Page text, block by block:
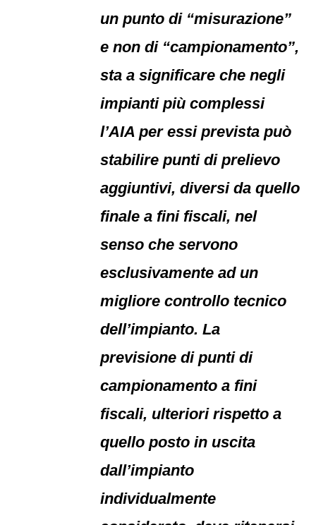
un punto di “misurazione”
e non di “campionamento”,
sta a significare che negli
impianti più complessi
l’AIA per essi prevista può
stabilire punti di prelievo
aggiuntivi, diversi da quello
finale a fini fiscali, nel
senso che servono
esclusivamente ad un
migliore controllo tecnico
dell’impianto. La
previsione di punti di
campionamento a fini
fiscali, ulteriori rispetto a
quello posto in uscita
dall’impianto
individualmente